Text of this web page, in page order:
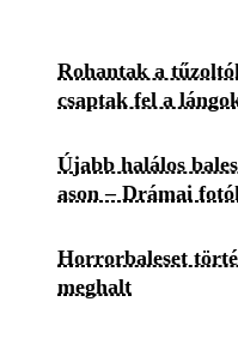
Rohantak a
csaptak fel a
Újabb halálos
ason – Drámai
Horrorbaleset
meghalt